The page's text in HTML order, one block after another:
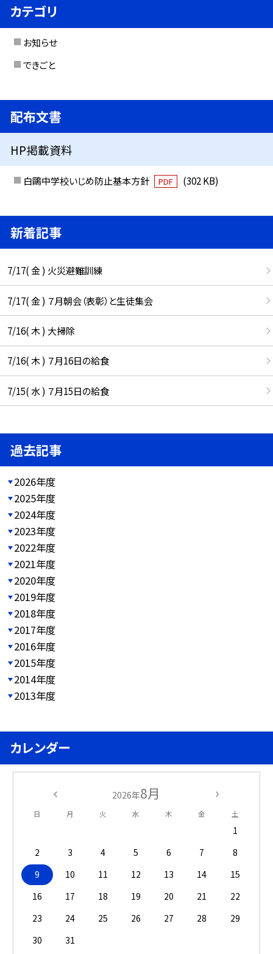
カテゴリ
お知らせ
できごと
配布文書
HP掲載資料
白鷗中学校いじめ防止基本方針 PDF (302 KB)
新着記事
7/17( 金 ) 火災避難訓練
7/17( 金 ) ７月朝会（表彰）と生徒集会
7/16( 木 ) 大掃除
7/16( 木 ) ７月16日の給食
7/15( 水 ) ７月15日の給食
過去記事
2026年度
2025年度
2024年度
2023年度
2022年度
2021年度
2020年度
2019年度
2018年度
2017年度
2016年度
2015年度
2014年度
2013年度
カレンダー
2026年8月
日 月 火 水 木 金 土
1
2
3 4 5 6 7
8
9
10 11 12 13 14
15
16
17 18 19 20 21
22
23
24 25 26 27 28
29
30
31